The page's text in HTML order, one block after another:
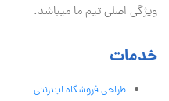
ویژگی اصلی تیم ما میباشد.
خدمات
طراحی فروشگاه اینترنتی